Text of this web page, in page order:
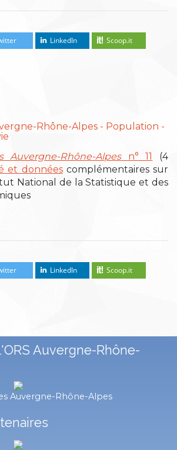
LinkedIn
Scoop.it
Rhône-Alpes
Population -
Auvergne-Rhône-Alpesn° 11
(4
et donnéescomplémentaires sur
National de la Statistique et des
LinkedIn
Scoop.it
Auvergne-Rhône-
Auvergne-Rhône-Alpes